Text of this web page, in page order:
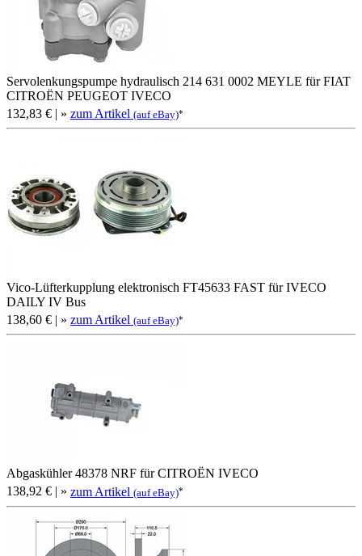
Servolenkungspumpe hydraulisch 214 631 0002 MEYLE für FIAT
CITROËN PEUGEOT IVECO
132,83 € | » zum Artikel (auf eBay)*
Vico-Lüfterkupplung elektronisch FT45633 FAST für IVECO
DAILY IV Bus
138,60 € | » zum Artikel (auf eBay)*
Abgaskühler 48378 NRF für CITROËN IVECO
138,92 € | » zum Artikel (auf eBay)*